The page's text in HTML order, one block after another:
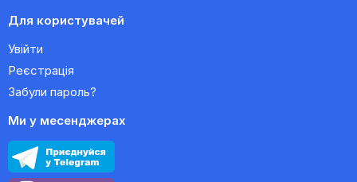
Для користувачей
Увійти
Реєстрація
Забули пароль?
Ми у месенджерах